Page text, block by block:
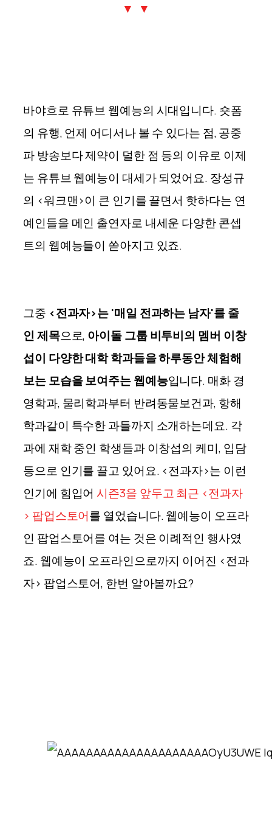
▼ ▼
바야흐로 유튜브 웹예능의 시대입니다. 숏폼
의 유행, 언제 어디서나 볼 수 있다는 점, 공중
파 방송보다 제약이 덜한 점 등의 이유로 이제
는 유튜브 웹예능이 대세가 되었어요. 장성규
의 <워크맨>이 큰 인기를 끌면서 핫하다는 연
예인들을 메인 출연자로 내세운 다양한 콘셉
트의 웹예능들이 쏟아지고 있죠.
그중 <전과자>는 '매일 전과하는 남자'를 줄
인 제목으로, 아이돌 그룹 비투비의 멤버 이창
섭이 다양한 대학 학과들을 하루동안 체험해
보는 모습을 보여주는 웹예능입니다. 매화 경
영학과, 물리학과부터 반려동물보건과, 항해
학과같이 특수한 과들까지 소개하는데요. 각
과에 재학 중인 학생들과 이창섭의 케미, 입담
등으로 인기를 끌고 있어요. <전과자>는 이런
인기에 힘입어 시즌3을 앞두고 최근 <전과자
> 팝업스토어를 열었습니다. 웹예능이 오프라
인 팝업스토어를 여는 것은 이례적인 행사였
죠. 웹예능이 오프라인으로까지 이어진 <전과
자> 팝업스토어, 한번 알아볼까요?